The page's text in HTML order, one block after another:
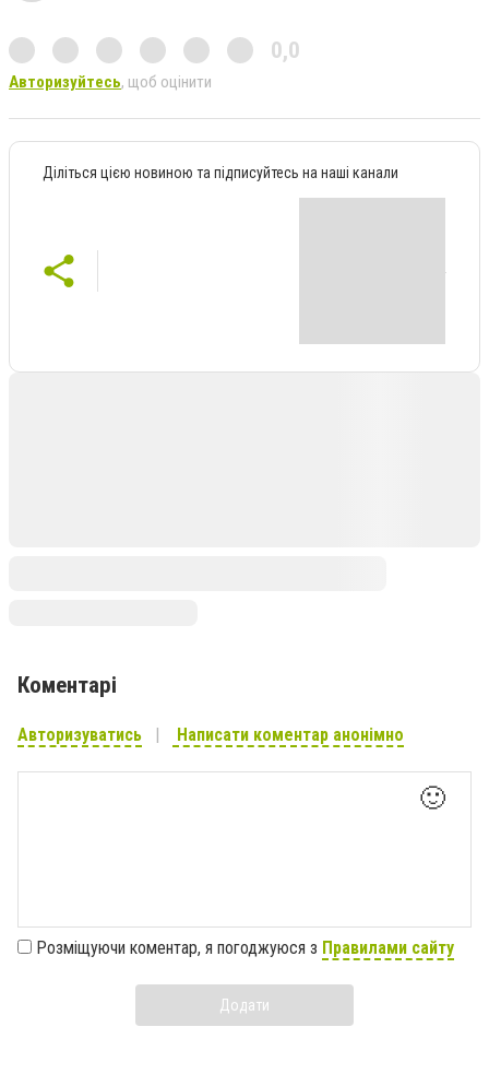
0,0
Авторизуйтесь, щоб оцінити
Діліться цією новиною та підписуйтесь на наші канали
Коментарі
Авторизуватись Написати коментар анонімно
🙂
Розміщуючи коментар, я погоджуюся з Правилами сайту
Додати